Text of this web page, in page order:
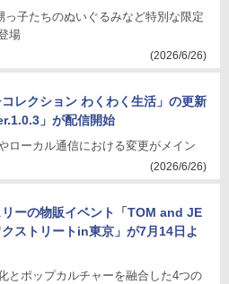
っ子たちのぬいぐるみなど特別な限定
場
(2026/6/26)
コレクション わくわく生活」の更新
」が配信開始
ローカル通信における変更がメイン
(2026/6/26)
リーの物販イベント「TOM and JE
クストリートin東京」が7月14日よ
とポップカルチャーを融合した4つの